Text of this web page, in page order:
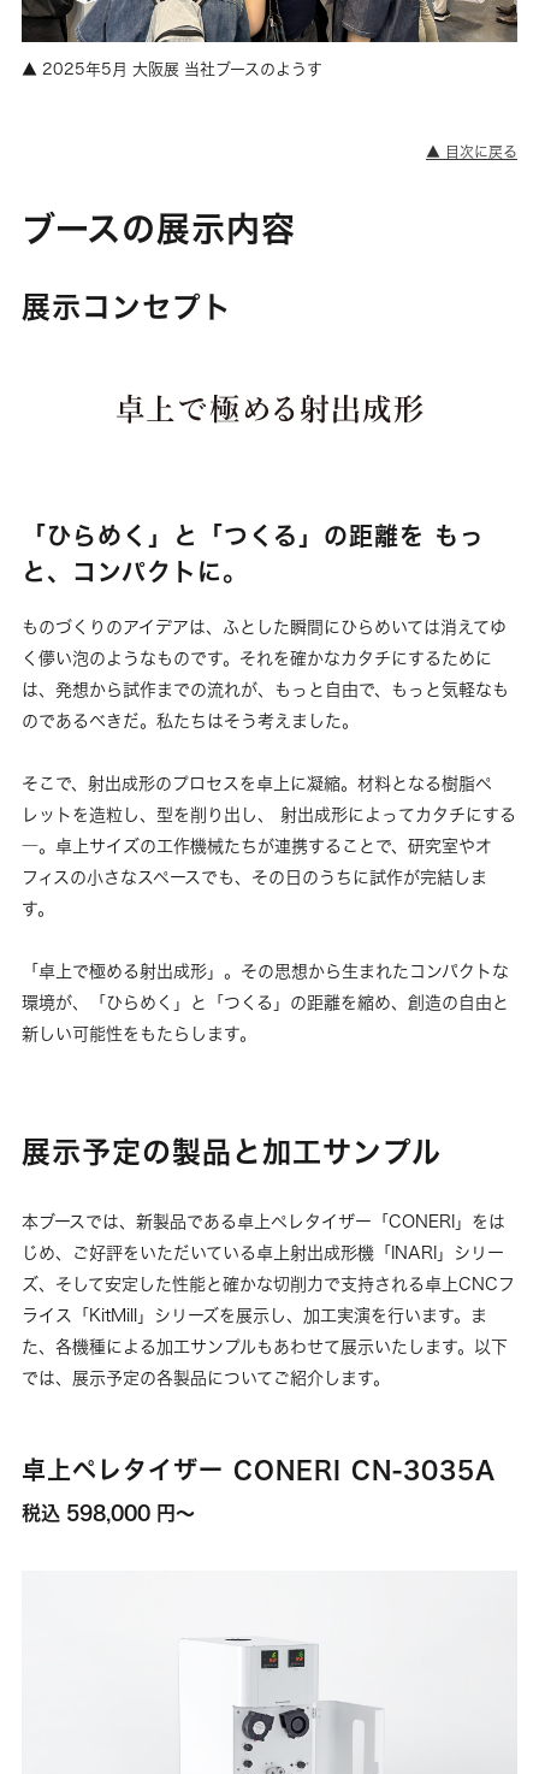
2025年5月 大阪展 当社ブースのようす
▲ 目次に戻る
ブースの展示内容
展示コンセプト
「ひらめく」と「つくる」の距離を もっ
と、コンパクトに。
ものづくりのアイデアは、ふとした瞬間にひらめいては消えてゆ
く儚い泡のようなものです。それを確かなカタチにするために
は、発想から試作までの流れが、もっと自由で、もっと気軽なも
のであるべきだ。私たちはそう考えました。
そこで、射出成形のプロセスを卓上に凝縮。材料となる樹脂ペ
レットを造粒し、型を削り出し、 射出成形によってカタチにする
―。卓上サイズの工作機械たちが連携することで、研究室やオ
フィスの小さなスペースでも、その日のうちに試作が完結しま
す。
「卓上で極める射出成形」。その思想から生まれたコンパクトな
環境が、「ひらめく」と「つくる」の距離を縮め、創造の自由と
新しい可能性をもたらします。
展示予定の製品と加工サンプル
本ブースでは、新製品である卓上ペレタイザー「CONERI」をは
じめ、ご好評をいただいている卓上射出成形機「INARI」シリー
ズ、そして安定した性能と確かな切削力で支持される卓上CNCフ
ライス「KitMill」シリーズを展示し、加工実演を行います。ま
た、各機種による加工サンプルもあわせて展示いたします。以下
では、展示予定の各製品についてご紹介します。
卓上ペレタイザー CONERI CN-3035A
税込 598,000 円～